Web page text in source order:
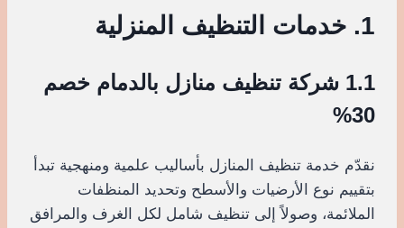
1. خدمات التنظيف المنزلية
1.1 شركة تنظيف منازل بالدمام خصم
30%
نقدّم خدمة تنظيف المنازل بأساليب علمية ومنهجية تبدأ
بتقييم نوع الأرضيات والأسطح وتحديد المنظفات
الملائمة، وصولاً إلى تنظيف شامل لكل الغرف والمرافق